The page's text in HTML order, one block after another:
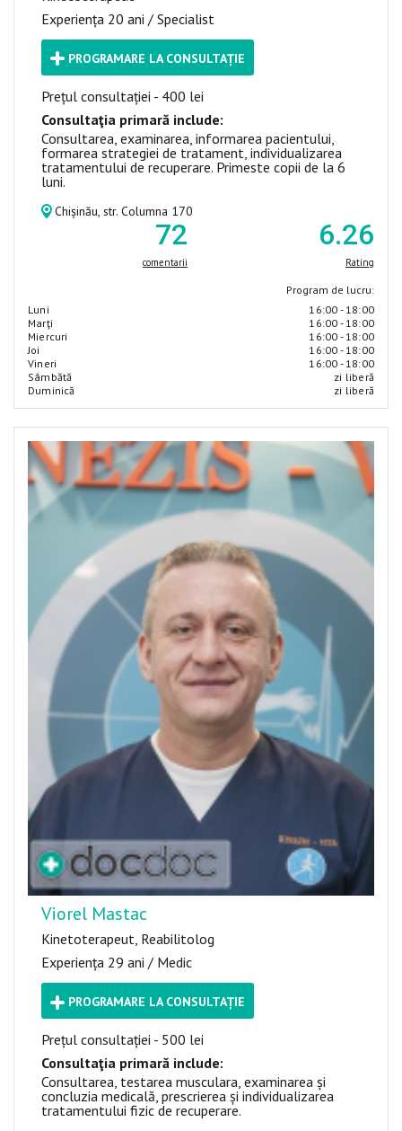
Experiența 20 ani / Specialist
PROGRAMARE LA CONSULTAȚIE
Prețul consultației - 400 lei
Consultaţia primară include:
Consultarea, examinarea, informarea pacientului,
formarea strategiei de tratament, individualizarea
tratamentului de recuperare. Primeste copii de la 6
luni.
Chișinău, str. Columna 170
72
comentarii
6.26
Rating
Program de lucru:
Luni
Marţi
Miercuri
Joi
Vineri
Sâmbătă
Duminică
16:00 - 18:00
16:00 - 18:00
16:00 - 18:00
16:00 - 18:00
16:00 - 18:00
zi liberă
zi liberă
Viorel Mastac
Kinetoterapeut, Reabilitolog
Experiența 29 ani / Medic
PROGRAMARE LA CONSULTAȚIE
Prețul consultației - 500 lei
Consultaţia primară include:
Consultarea, testarea musculara, examinarea și
concluzia medicală, prescrierea și individualizarea
tratamentului fizic de recuperare.